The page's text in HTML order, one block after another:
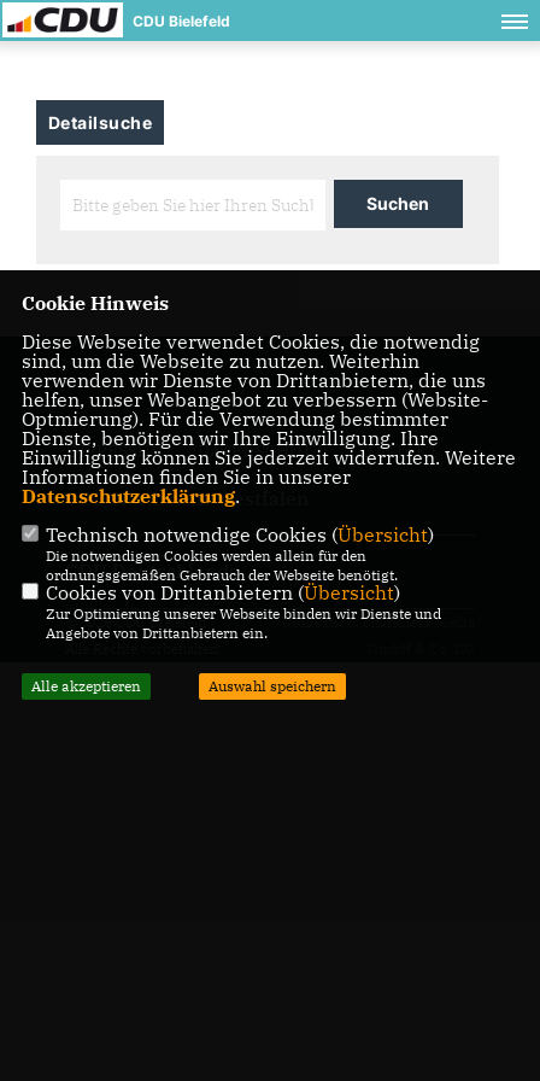
CDU Bielefeld
Detailsuche
IMPRESSUM DATENSCHUTZ KONTAKT
CDU Nordrhein-Westfalen
CDU Deutschlands
@2026 CDU Bielefeld
Realisation: Sharkness Media
Cookie Hinweis
Diese Webseite verwendet Cookies, die notwendig
sind, um die Webseite zu nutzen. Weiterhin
verwenden wir Dienste von Drittanbietern, die uns
helfen, unser Webangebot zu verbessern (Website-
Optmierung). Für die Verwendung bestimmter
Dienste, benötigen wir Ihre Einwilligung. Ihre
Einwilligung können Sie jederzeit widerrufen. Weitere
Informationen finden Sie in unserer
Datenschutzerklärung.
Technisch notwendige Cookies (Übersicht)
Die notwendigen Cookies werden allein für den
ordnungsgemäßen Gebrauch der Webseite benötigt.
Cookies von Drittanbietern (Übersicht)
Zur Optimierung unserer Webseite binden wir Dienste und
Angebote von Drittanbietern ein.
Alle akzeptieren Auswahl speichern